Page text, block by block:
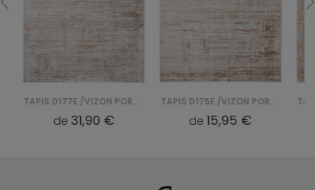
TAPIS D177E /VIZON PORTLAND - BIAŁY
de31,90 €
TAPIS D175E /VIZON PORTLAND - BIAŁY
de15,95 €